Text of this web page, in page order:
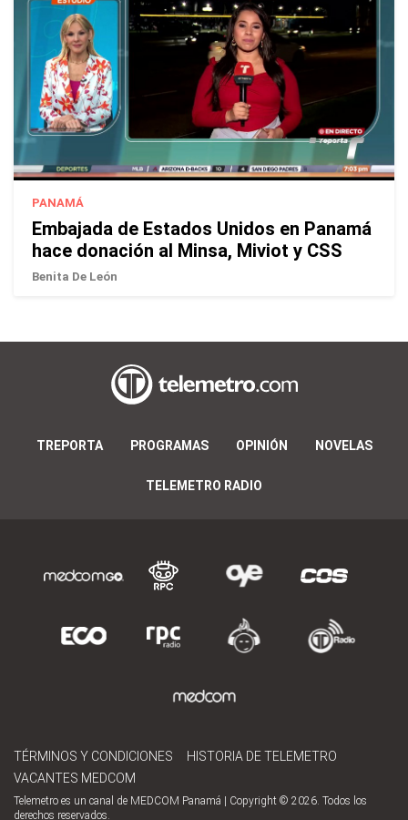
PANAMÁ
Embajada de Estados Unidos en Panamá
hace donación al Minsa, Miviot y CSS
Benita De León
TREPORTA PROGRAMAS OPINIÓN NOVELAS
TELEMETRO RADIO
TÉRMINOS Y CONDICIONES
HISTORIA DE TELEMETRO
VACANTES MEDCOM
Telemetro es un canal de MEDCOM Panamá | Copyright © 2026. Todos los
derechos reservados.